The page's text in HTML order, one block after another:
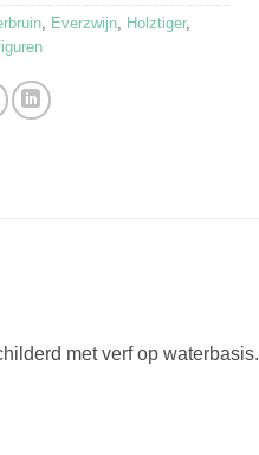
, Everzwijn, Holztiger,
met verf op waterbasis.